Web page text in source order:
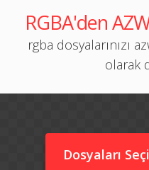
RGBA'den
rgba dosyalarınızı
olarak
Dosyaları